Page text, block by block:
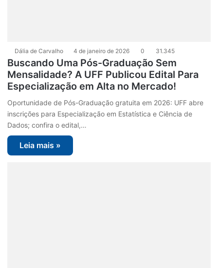
Dália de Carvalho 4 de janeiro de 2026 0 31.345
Buscando Uma Pós-Graduação Sem
Mensalidade? A UFF Publicou Edital Para
Especialização em Alta no Mercado!
Oportunidade de Pós-Graduação gratuita em 2026: UFF abre
inscrições para Especialização em Estatística e Ciência de
Dados; confira o edital,…
Leia mais »